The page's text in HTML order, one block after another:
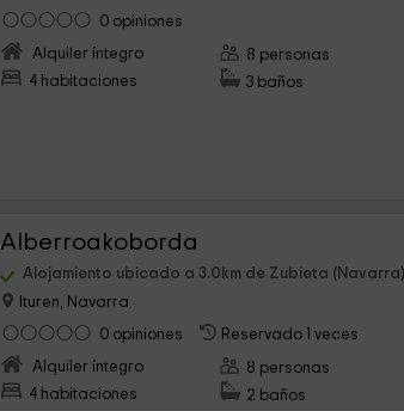
0 opiniones
Alquiler íntegro
4 habitaciones
8 personas
3 baños
Alberroakoborda
Alojamiento ubicado a 3.0km de Zubieta (Navarra)
Ituren, Navarra
0 opiniones
Reservado 1 veces
Alquiler íntegro
4 habitaciones
8 personas
2 baños